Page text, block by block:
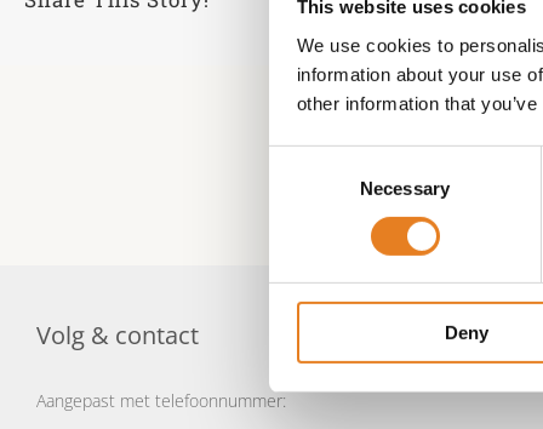
This website uses cookies
We use cookies to
information about your use
other information that
Necessary
Deny
Volg & contact
Aangepast met telefoonnummer: